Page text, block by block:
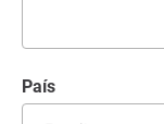
País